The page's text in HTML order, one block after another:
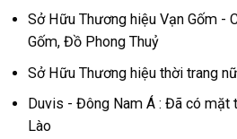
Sở Hữu Thương hiệu Vạn Gốm -
Gốm, Đồ Phong Thuỷ
Sở Hữu Thương hiệu thời trang
Duvis - Đông Nam Á : Đã có mặt
Lào